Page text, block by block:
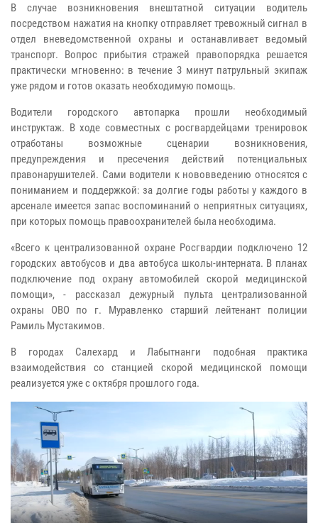
В случае возникновения внештатной ситуации водитель
посредством нажатия на кнопку отправляет тревожный сигнал в
отдел вневедомственной охраны и останавливает ведомый
транспорт. Вопрос прибытия стражей правопорядка решается
практически мгновенно: в течение 3 минут патрульный экипаж
уже рядом и готов оказать необходимую помощь.
Водители городского автопарка прошли необходимый
инструктаж. В ходе совместных с росгвардейцами тренировок
отработаны возможные сценарии возникновения,
предупреждения и пресечения действий потенциальных
правонарушителей. Сами водители к нововведению относятся с
пониманием и поддержкой: за долгие годы работы у каждого в
арсенале имеется запас воспоминаний о неприятных ситуациях,
при которых помощь правоохранителей была необходима.
«Всего к централизованной охране Росгвардии подключено 12
городских автобусов и два автобуса школы-интерната. В планах
подключение под охрану автомобилей скорой медицинской
помощи», - рассказал дежурный пульта централизованной
охраны ОВО по г. Муравленко старший лейтенант полиции
Рамиль Мустакимов.
В городах Салехард и Лабытнанги подобная практика
взаимодействия со станцией скорой медицинской помощи
реализуется уже с октября прошлого года.